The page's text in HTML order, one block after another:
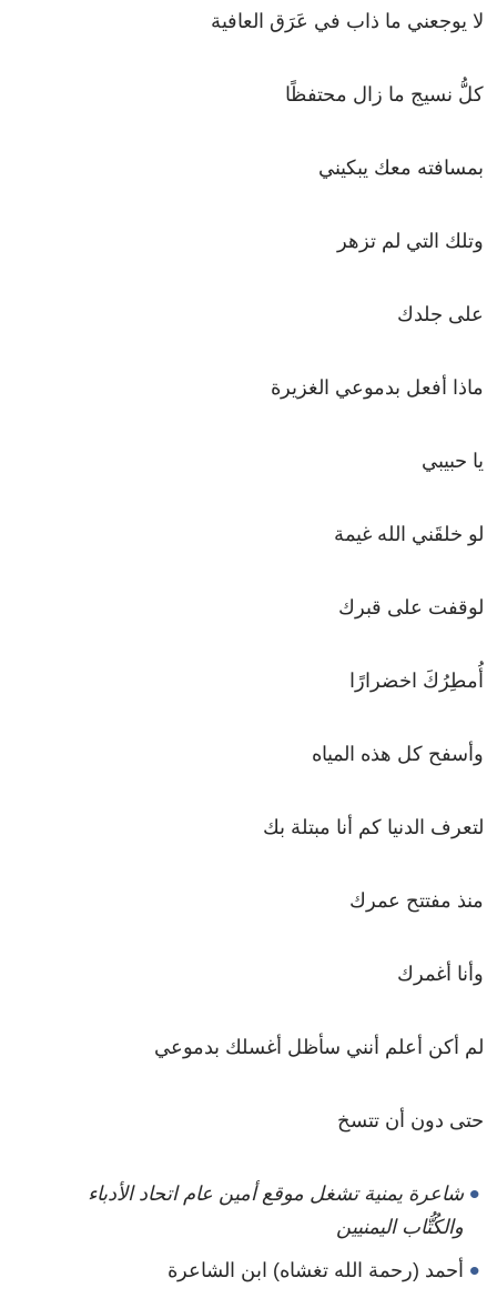
لا يوجعني ما ذاب في عَرَق العافية
كلُّ نسيج ما زال محتفظًا
بمسافته معك يبكيني
وتلك التي لم تزهر
على جلدك
ماذا أفعل بدموعي الغزيرة
يا حبيبي
لو خلقَني الله غيمة
لوقفت على قبرك
أُمطِرُكَ اخضرارًا
وأسفح كل هذه المياه
لتعرف الدنيا كم أنا مبتلة بك
منذ مفتتح عمرك
وأنا أغمرك
لم أكن أعلم أنني سأظل أغسلك بدموعي
حتى دون أن تتسخ
شاعرة يمنية تشغل موقع أمين عام اتحاد الأدباء
والكُتُّاب اليمنيين
أحمد (رحمة الله تغشاه) ابن الشاعرة